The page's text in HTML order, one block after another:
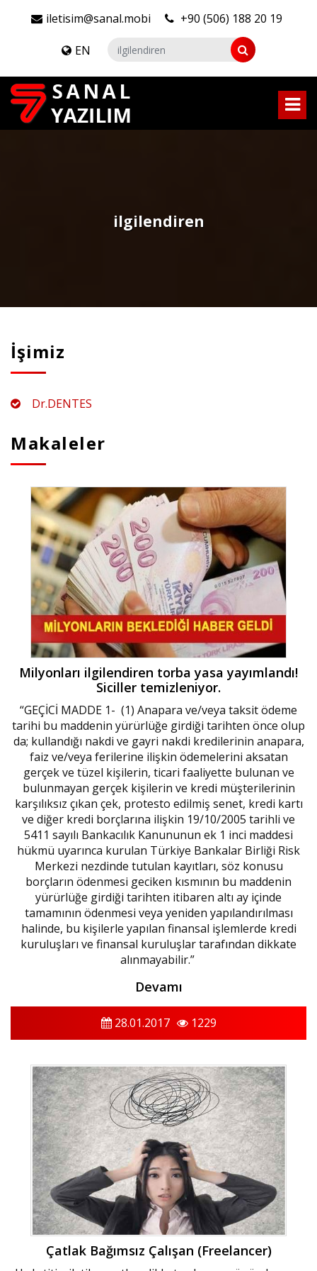
iletisim@sanal.mobi +90 (506) 188 20 19
EN
ilgilendiren
İşimiz
Dr.DENTES
Makaleler
Milyonları ilgilendiren torba yasa yayımlandı!
Siciller temizleniyor.
“GEÇİCİ MADDE 1- (1) Anapara ve/veya taksit ödeme
tarihi bu maddenin yürürlüğe girdiği tarihten önce olup
da; kullandığı nakdi ve gayri nakdi kredilerinin anapara,
faiz ve/veya ferilerine ilişkin ödemelerini aksatan
gerçek ve tüzel kişilerin, ticari faaliyette bulunan ve
bulunmayan gerçek kişilerin ve kredi müşterilerinin
karşılıksız çıkan çek, protesto edilmiş senet, kredi kartı
ve diğer kredi borçlarına ilişkin 19/10/2005 tarihli ve
5411 sayılı Bankacılık Kanununun ek 1 inci maddesi
hükmü uyarınca kurulan Türkiye Bankalar Birliği Risk
Merkezi nezdinde tutulan kayıtları, söz konusu
borçların ödenmesi geciken kısmının bu maddenin
yürürlüğe girdiği tarihten itibaren altı ay içinde
tamamının ödenmesi veya yeniden yapılandırılması
halinde, bu kişilerle yapılan finansal işlemlerde kredi
kuruluşları ve finansal kuruluşlar tarafından dikkate
alınmayabilir.”
Devamı
28.01.2017 1229
Çatlak Bağımsız Çalışan (Freelancer)